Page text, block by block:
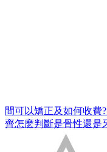
間可以矯正及如何收費?
齊怎麽判斷是骨性還是